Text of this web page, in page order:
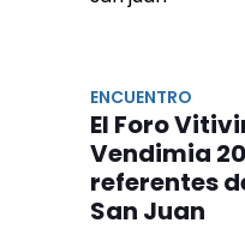
ENCUENTRO
El Foro
Vendimia
referentes
San Juan